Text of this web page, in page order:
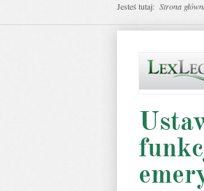
Jesteś tutaj: Strona